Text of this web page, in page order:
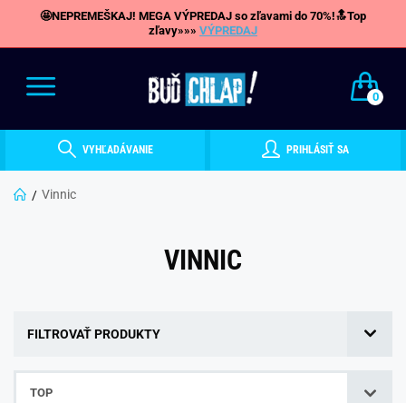
🤩NEPREMEŠKAJ! MEGA VÝPREDAJ so zľavami do 70%!🔝Top
zľavy»»» VÝPREDAJ
0
VYHĽADÁVANIE PRIHLÁSIŤ SA
Vinnic
VINNIC
FILTROVAŤ PRODUKTY
TOP